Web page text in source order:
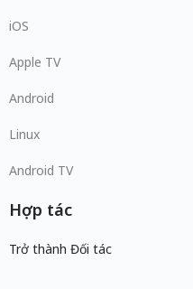
iOS
Apple TV
Android
Linux
Android TV
Hợp tác
Trở thành Đối tác